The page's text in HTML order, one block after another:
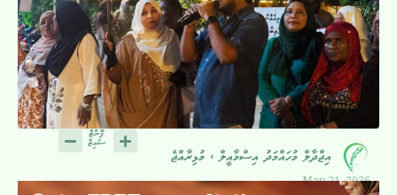
އިޖްދާލް މުހައްމަދު އިސްމާއީލް ، މުޅިރާއްޖެ
May 21, 2026